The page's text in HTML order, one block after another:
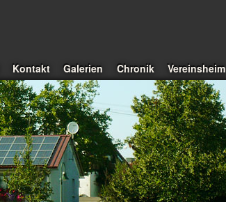
Kontakt Galerien Chronik Vereinsheim